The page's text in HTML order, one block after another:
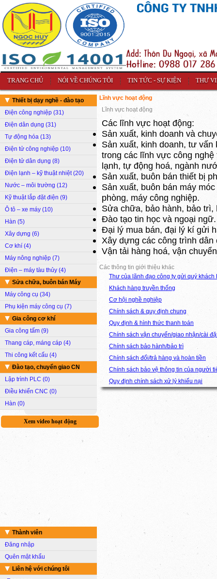
TRANG CHỦ NÓI VỀ CHÚNG TÔI TIN TỨC - SỰ KIỆN THƯ
Thiết bị dạy nghề - đào tạo
Điện công nghiệp (31)
Điện dân dụng (31)
Tự động hóa (13)
Điện tử công nghiệp (10)
Điện tử dân dụng (8)
Điện lạnh – kỹ thuật nhiệt (20)
Nước – môi trường (12)
Kỹ thuật lắp đặt điện (9)
Ô tô – xe máy (10)
Hàn (5)
Xây dựng (6)
Cơ khí (4)
Máy nông nghiệp (7)
Điện – máy tàu thủy (4)
Sửa chữa, buôn bán Máy
Máy công cụ (34)
Phụ kiện máy công cụ (7)
Gia công cơ khí
Gia công tấm (9)
Thang cáp, máng cáp (4)
Thi công kết cấu (4)
Đào tạo, chuyển giao CN
Lập trình PLC (0)
Điều khiển CNC (0)
Hàn (0)
Xem video hoạt động
Thành viên
Đăng nhập
Quên mật khẩu
Liên hệ với chúng tôi
Lĩnh vực hoạt động
Lĩnh vực hoạt động
Các lĩnh vực hoạt động:
Sản xuất, kinh doanh và
Sản xuất, kinh doanh, tư
trong các lĩnh vực công
lạnh, tự động hoá, ngành
Sản xuất, buôn bán thiết bị
Sản xuất, buôn bán máy
phòng, máy công nghiệp.
Sửa chữa, bảo hành, bảo
Đào tạo tin học và ngoại ngữ.
Đại lý mua bán, đại lý kí gửi
Xây dựng các công trình
Vận tải hàng hoá, vận
Các thông tin giới thiệu khác
Thư của lãnh đạo công ty gửi quý khách
Khách hàng truyền thống
Cơ hội nghề nghiệp
Chính sách & quy định chung
Quy định & hình thức thanh toán
Chính sách vận chuyển/giao nhận/cài
Chính sách bảo hành/bảo trì
Chính sách đổi/trả hàng và hoàn tiền
Chính sách bảo vệ thông tin của người
Quy định chính sách xử lý khiếu nại